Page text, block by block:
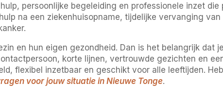
persoonlijke begeleiding en professionele inzet die
na een ziekenhuisopname, tijdelijke vervanging
en hun eigen gezondheid. Dan is het belangrijk dat
korte lijnen, vertrouwde gezichten en
flexibel inzetbaar en geschikt voor alle leeftijden.
voor jouw situatie in Nieuwe Tonge.